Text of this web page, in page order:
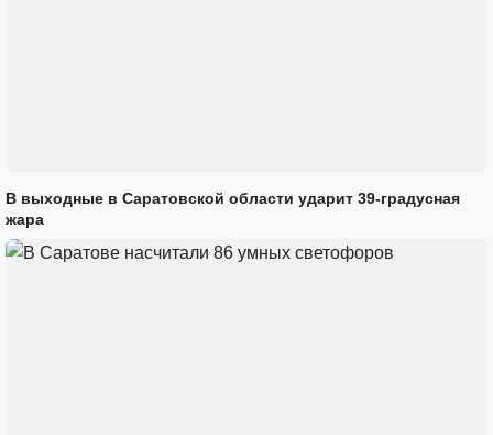
В выходные в Саратовской области ударит 39-градусная
жара